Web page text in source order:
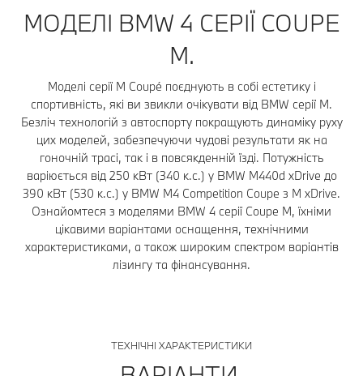
МОДЕЛІ BMW 4 СЕРІЇ COUPЕ
M.
Моделі серії M Coupé поєднують в собі естетику і
спортивність, які ви звикли очікувати від BMW серії M.
Безліч технологій з автоспорту покращують динаміку руху
цих моделей, забезпечуючи чудові результати як на
гоночній трасі, так і в повсякденній їзді. Потужність
варіюється від 250 кВт (340 к.с.) у BMW M440d xDrive до
390 кВт (530 к.с.) у BMW M4 Competition Coupе з M xDrive.
Ознайомтеся з моделями BMW 4 серії Coupe M, їхніми
цікавими варіантами оснащення, технічними
характеристиками, а також широким спектром варіантів
лізингу та фінансування.
ТЕХНІЧНІ ХАРАКТЕРИСТИКИ